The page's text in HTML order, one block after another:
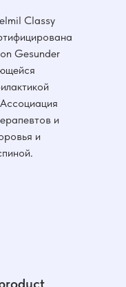
Classy
Gesunder
и
и